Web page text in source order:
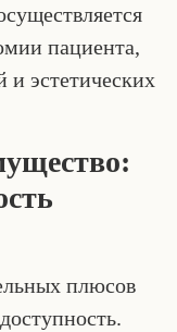
пациента,
и эстетических
плюсов